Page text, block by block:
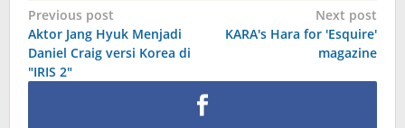
Post
navigation
Previous post
Aktor Jang Hyuk Menjadi
Daniel Craig versi Korea di
"IRIS 2"
Next post
KARA's Hara for 'Esquire'
magazine